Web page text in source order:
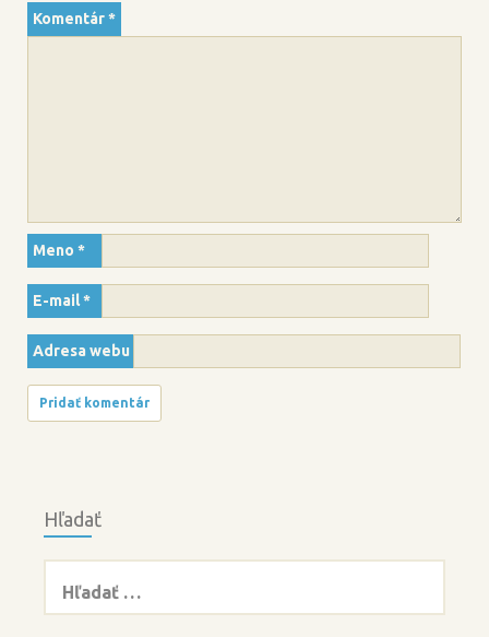
Komentár*
Meno *
E-mail*
Adresa webu
Hľadať